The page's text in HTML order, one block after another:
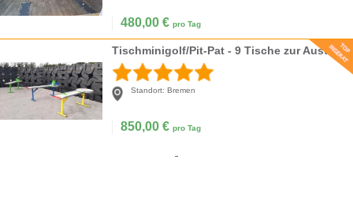
480,00 € pro Tag
Tischminigolf/Pit-Pat - 9 Tische zur Auswahl
Standort: Bremen
850,00 € pro Tag